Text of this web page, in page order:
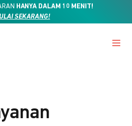
HANYA DALAM 10 MENIT!
SEKARANG!